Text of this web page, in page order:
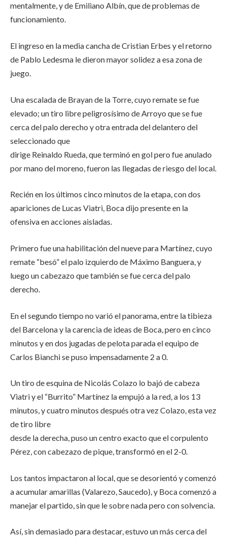
mentalmente, y de Emiliano Albín, que de problemas de
funcionamiento.
El ingreso en la media cancha de Cristian Erbes y el retorno
de Pablo Ledesma le dieron mayor solidez a esa zona de
juego.
Una escalada de Brayan de la Torre, cuyo remate se fue
elevado; un tiro libre peligrosísimo de Arroyo que se fue
cerca del palo derecho y otra entrada del delantero del
seleccionado que
dirige Reinaldo Rueda, que terminó en gol pero fue anulado
por mano del moreno, fueron las llegadas de riesgo del local.
Recién en los últimos cinco minutos de la etapa, con dos
apariciones de Lucas Viatri, Boca dijo presente en la
ofensiva en acciones aisladas.
Primero fue una habilitación del nueve para Martínez, cuyo
remate “besó” el palo izquierdo de Máximo Banguera, y
luego un cabezazo que también se fue cerca del palo
derecho.
En el segundo tiempo no varió el panorama, entre la tibieza
del Barcelona y la carencia de ideas de Boca, pero en cinco
minutos y en dos jugadas de pelota parada el equipo de
Carlos Bianchi se puso impensadamente 2 a 0.
Un tiro de esquina de Nicolás Colazo lo bajó de cabeza
Viatri y el “Burrito” Martínez la empujó a la red, a los 13
minutos, y cuatro minutos después otra vez Colazo, esta vez
de tiro libre
desde la derecha, puso un centro exacto que el corpulento
Pérez, con cabezazo de pique, transformó en el 2-0.
Los tantos impactaron al local, que se desorientó y comenzó
a acumular amarillas (Valarezo, Saucedo), y Boca comenzó a
manejar el partido, sin que le sobre nada pero con solvencia.
Así, sin demasiado para destacar, estuvo un más cerca del